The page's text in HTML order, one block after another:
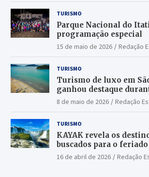
TURISMO
Parque Nacional do
programação especial
15 de maio de 2026 Redação
TURISMO
Turismo de luxo em
ganhou destaque
Latin America 2026
8 de maio de 2026 Redação
TURISMO
KAYAK revela os
buscados para o
16 de abril de 2026 Redação